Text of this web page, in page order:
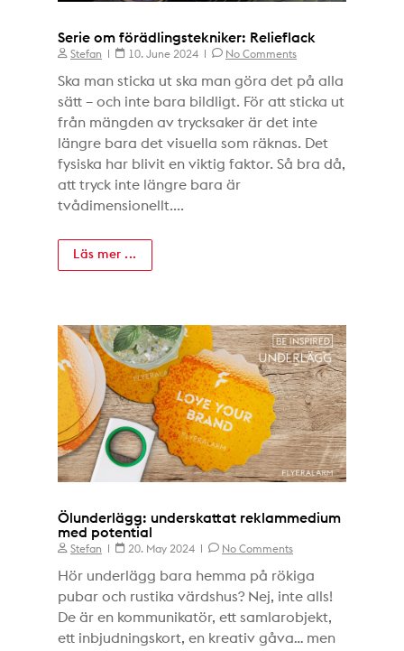
Serie om förädlingstekniker: Relieflack
Stefan 10. June 2024 No Comments
Ska man sticka ut ska man göra det på alla
sätt – och inte bara bildligt. För att sticka ut
från mängden av trycksaker är det inte
längre bara det visuella som räknas. Det
fysiska har blivit en viktig faktor. Så bra då,
att tryck inte längre bara är
tvådimensionellt....
Läs mer ...
Ölunderlägg: underskattat reklammedium
med potential
Stefan 20. May 2024 No Comments
Hör underlägg bara hemma på rökiga
pubar och rustika värdshus? Nej, inte alls!
De är en kommunikatör, ett samlarobjekt,
ett inbjudningskort, en kreativ gåva… men